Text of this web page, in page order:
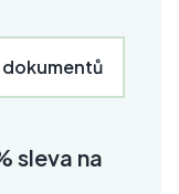
sleva na